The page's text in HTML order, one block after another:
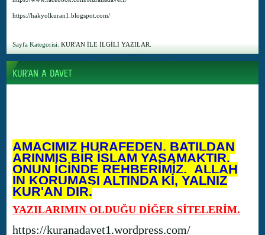
AMACIMIZ HURAFEDEN, BATILDAN
ARINMIŞ BİR İSLAM YAŞAMAKTIR.
ONUN İÇİNDE REHBERİMİZ, ALLAH
IN KORUMASI ALTINDA Kİ, YALNIZ
KUR'AN DIR.
YAZILARIMIN OLDUĞU DİĞER SİTELERİM.
https://kuranadavet1.wordpress.com/
https://hakyolkuran1.blogspot.com/
Sayfa Kategorisi: KUR'AN İLE İLGİLİ YAZILAR.